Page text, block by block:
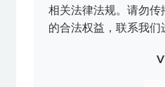
相关法律法规。请勿
的合法权益，联系我们